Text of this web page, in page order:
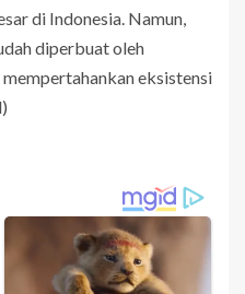
di Indonesia. Namun,
diperbuat oleh
eksistensi